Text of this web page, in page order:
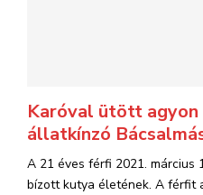
Karóval ütött
állatkínzó
A 21 éves férfi 2021.
bízott kutya életének. A férfit